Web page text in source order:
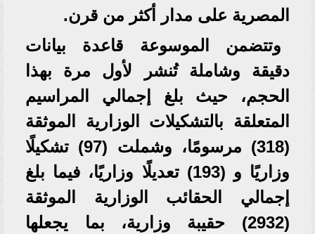
المصرية على مدار أكثر من قرن.
وتتضمن الموسوعة قاعدة بيانات
دقيقة وشاملة تُنشر لأول مرة بهذا
الحجم، حيث بلغ إجمالي المراسيم
المتعلقة بالتشكيلات الوزارية الموثقة
(318) مرسومًا، وشملت (97) تشكيلًا
وزاريًا و (193) تعديلًا وزاريًا، فيما بلغ
إجمالي الحقائب الوزارية الموثقة
(2932) حقيبة وزارية، بما يجعلها